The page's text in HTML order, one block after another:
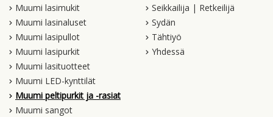
Muumi lasimukit
Muumi lasinaluset
Muumi lasipullot
Muumi lasipurkit
Muumi lasituotteet
Muumi LED-kynttilät
Muumi peltipurkit ja -rasiat
Muumi sangot
Seikkailija | Retkeilijä
Sydän
Tähtiyö
Yhdessä